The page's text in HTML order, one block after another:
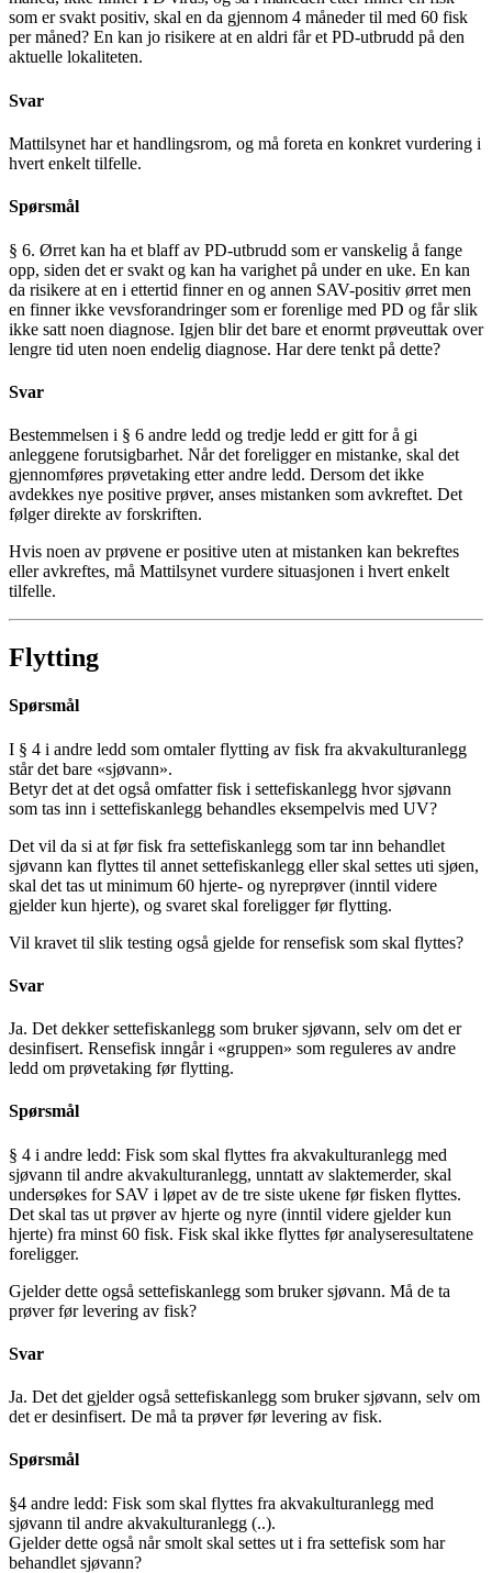
som er svakt positiv, skal en da gjennom 4 måneder til med 60 fisk
per måned? En kan jo risikere at en aldri får et PD-utbrudd på den
aktuelle lokaliteten.
Svar
Mattilsynet har et handlingsrom, og må foreta en konkret vurdering i
hvert enkelt tilfelle.
Spørsmål
§ 6. Ørret kan ha et blaff av PD-utbrudd som er vanskelig å fange
opp, siden det er svakt og kan ha varighet på under en uke. En kan
da risikere at en i ettertid finner en og annen SAV-positiv ørret men
en finner ikke vevsforandringer som er forenlige med PD og får slik
ikke satt noen diagnose. Igjen blir det bare et enormt prøveuttak over
lengre tid uten noen endelig diagnose. Har dere tenkt på dette?
Svar
Bestemmelsen i § 6 andre ledd og tredje ledd er gitt for å gi
anleggene forutsigbarhet. Når det foreligger en mistanke, skal det
gjennomføres prøvetaking etter andre ledd. Dersom det ikke
avdekkes nye positive prøver, anses mistanken som avkreftet. Det
følger direkte av forskriften.
Hvis noen av prøvene er positive uten at mistanken kan bekreftes
eller avkreftes, må Mattilsynet vurdere situasjonen i hvert enkelt
tilfelle.
Flytting
Spørsmål
I § 4 i andre ledd som omtaler flytting av fisk fra akvakulturanlegg
står det bare «sjøvann».
Betyr det at det også omfatter fisk i settefiskanlegg hvor sjøvann
som tas inn i settefiskanlegg behandles eksempelvis med UV?
Det vil da si at før fisk fra settefiskanlegg som tar inn behandlet
sjøvann kan flyttes til annet settefiskanlegg eller skal settes uti sjøen,
skal det tas ut minimum 60 hjerte- og nyreprøver (inntil videre
gjelder kun hjerte), og svaret skal foreligger før flytting.
Vil kravet til slik testing også gjelde for rensefisk som skal flyttes?
Svar
Ja. Det dekker settefiskanlegg som bruker sjøvann, selv om det er
desinfisert. Rensefisk inngår i «gruppen» som reguleres av andre
ledd om prøvetaking før flytting.
Spørsmål
§ 4 i andre ledd: Fisk som skal flyttes fra akvakulturanlegg med
sjøvann til andre akvakulturanlegg, unntatt av slaktemerder, skal
undersøkes for SAV i løpet av de tre siste ukene før fisken flyttes.
Det skal tas ut prøver av hjerte og nyre (inntil videre gjelder kun
hjerte) fra minst 60 fisk. Fisk skal ikke flyttes før analyseresultatene
foreligger.
Gjelder dette også settefiskanlegg som bruker sjøvann. Må de ta
prøver før levering av fisk?
Svar
Ja. Det det gjelder også settefiskanlegg som bruker sjøvann, selv om
det er desinfisert. De må ta prøver før levering av fisk.
Spørsmål
§4 andre ledd: Fisk som skal flyttes fra akvakulturanlegg med
sjøvann til andre akvakulturanlegg (..).
Gjelder dette også når smolt skal settes ut i fra settefisk som har
behandlet sjøvann?